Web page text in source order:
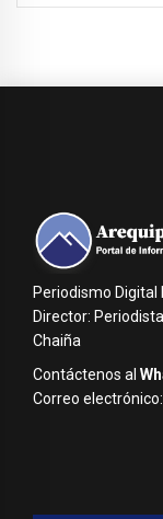
Periodismo
Director:
Chaiña
Contáctenos al
Correo